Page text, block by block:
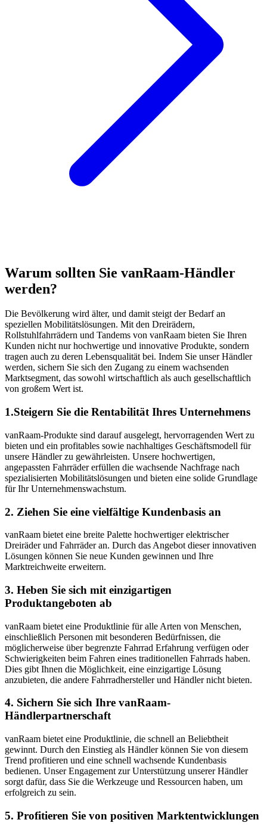
Warum sollten Sie vanRaam-Händler
werden?
Die Bevölkerung wird älter, und damit steigt der Bedarf an
speziellen Mobilitätslösungen. Mit den Dreirädern,
Rollstuhlfahrrädern und Tandems von vanRaam bieten Sie Ihren
Kunden nicht nur hochwertige und innovative Produkte, sondern
tragen auch zu deren Lebensqualität bei. Indem Sie unser Händler
werden, sichern Sie sich den Zugang zu einem wachsenden
Marktsegment, das sowohl wirtschaftlich als auch gesellschaftlich
von großem Wert ist.
1.Steigern Sie die Rentabilität Ihres Unternehmens
vanRaam-Produkte sind darauf ausgelegt, hervorragenden Wert zu
bieten und ein profitables sowie nachhaltiges Geschäftsmodell für
unsere Händler zu gewährleisten. Unsere hochwertigen,
angepassten Fahrräder erfüllen die wachsende Nachfrage nach
spezialisierten Mobilitätslösungen und bieten eine solide Grundlage
für Ihr Unternehmenswachstum.
2. Ziehen Sie eine vielfältige Kundenbasis an
vanRaam bietet eine breite Palette hochwertiger elektrischer
Dreiräder und Fahrräder an. Durch das Angebot dieser innovativen
Lösungen können Sie neue Kunden gewinnen und Ihre
Marktreichweite erweitern.
3. Heben Sie sich mit einzigartigen
Produktangeboten ab
vanRaam bietet eine Produktlinie für alle Arten von Menschen,
einschließlich Personen mit besonderen Bedürfnissen, die
möglicherweise über begrenzte Fahrrad Erfahrung verfügen oder
Schwierigkeiten beim Fahren eines traditionellen Fahrrads haben.
Dies gibt Ihnen die Möglichkeit, eine einzigartige Lösung
anzubieten, die andere Fahrradhersteller und Händler nicht bieten.
4. Sichern Sie sich Ihre vanRaam-
Händlerpartnerschaft
vanRaam bietet eine Produktlinie, die schnell an Beliebtheit
gewinnt. Durch den Einstieg als Händler können Sie von diesem
Trend profitieren und eine schnell wachsende Kundenbasis
bedienen. Unser Engagement zur Unterstützung unserer Händler
sorgt dafür, dass Sie die Werkzeuge und Ressourcen haben, um
erfolgreich zu sein.
5. Profitieren Sie von positiven Marktentwicklungen